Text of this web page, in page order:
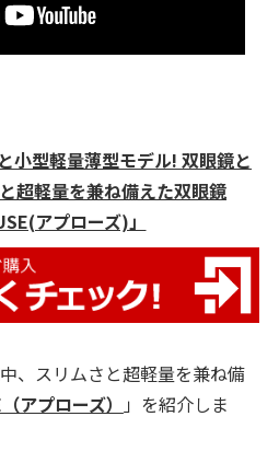
小型軽量薄型モデル! 双眼鏡と
超軽量を兼ね備えた双眼鏡
アプローズ)」
、スリムさと超軽量を兼ね備
アプローズ）
」を紹介しま